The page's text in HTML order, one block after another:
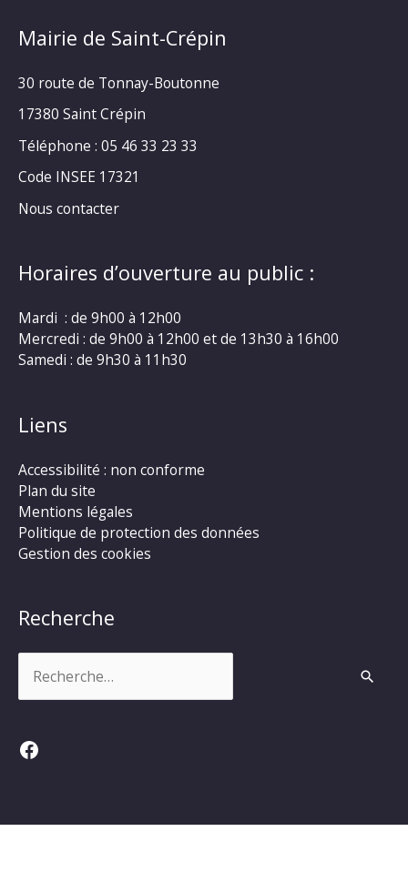
Mairie de Saint-Crépin
30 route de Tonnay-Boutonne
17380 Saint Crépin
Téléphone : 05 46 33 23 33
Code INSEE 17321
Nous contacter
Horaires d’ouverture au public :
Mardi : de 9h00 à 12h00
Mercredi : de 9h00 à 12h00 et de 13h30 à 16h00
Samedi : de 9h30 à 11h30
Liens
Accessibilité : non conforme
Plan du site
Mentions légales
Politique de protection des données
Gestion des cookies
Recherche
Facebook